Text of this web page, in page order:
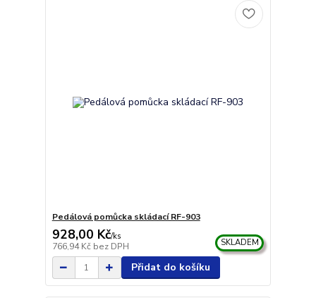
Pedálová pomůcka skládací RF-903
928,00 Kč/ks
766,94 Kč bez DPH SKLADEM
Přidat do košíku